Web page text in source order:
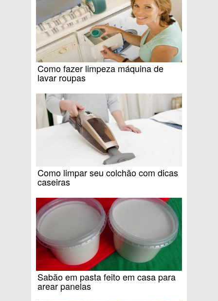
Como fazer limpeza máquina de
lavar roupas
Como limpar seu colchão com dicas
caseiras
Sabão em pasta feito em casa para
arear panelas